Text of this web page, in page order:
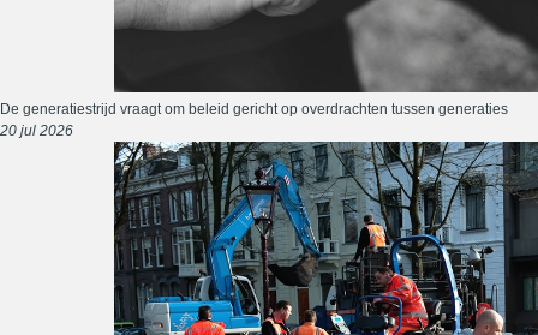
De generatiestrijd vraagt om beleid gericht op overdrachten tussen generaties
20 jul 2026